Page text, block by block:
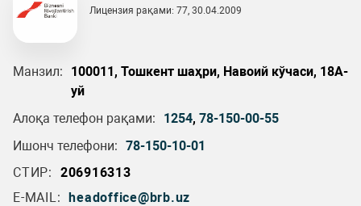
Лицензия рақами: 77, 30.04.2009
Манзил:
100011, Тошкент шаҳри, Навоий кўчаси, 18А-
уй
Алоқа телефон рақами:
1254, 78-150-00-55
Ишонч телефони: 78-150-10-01
СТИР:
206916313
E-MAIL: headoffice@brb.uz